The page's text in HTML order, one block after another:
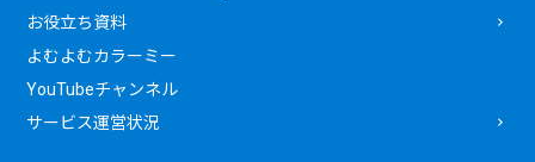
お役立ち資料
よむよむカラーミー
YouTubeチャンネル
サービス運営状況